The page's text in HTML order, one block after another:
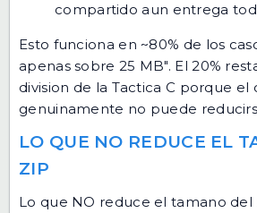
compartido aun entrega
Esto funciona en ~80% de los
apenas sobre 25 MB". El 20%
division de la Tactica C porque el
genuinamente no puede
LO QUE NO REDUCE EL
ZIP
Lo que NO reduce el tamano del